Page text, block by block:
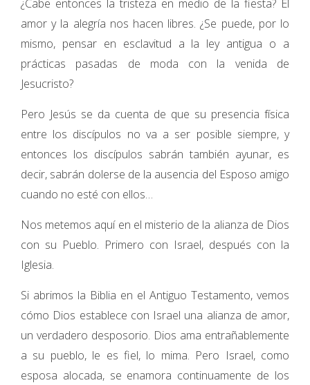
¿Cabe entonces la tristeza en medio de la fiesta? El
amor y la alegría nos hacen libres. ¿Se puede, por lo
mismo, pensar en esclavitud a la ley antigua o a
prácticas pasadas de moda con la venida de
Jesucristo?
Pero Jesús se da cuenta de que su presencia física
entre los discípulos no va a ser posible siempre, y
entonces los discípulos sabrán también ayunar, es
decir, sabrán dolerse de la ausencia del Esposo amigo
cuando no esté con ellos…
Nos metemos aquí en el misterio de la alianza de Dios
con su Pueblo. Primero con Israel, después con la
Iglesia.
Si abrimos la Biblia en el Antiguo Testamento, vemos
cómo Dios establece con Israel una alianza de amor,
un verdadero desposorio. Dios ama entrañablemente
a su pueblo, le es fiel, lo mima. Pero Israel, como
esposa alocada, se enamora continuamente de los